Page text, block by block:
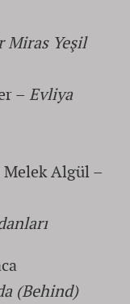
Miras Yeşil
– Evliya
Melek Algül –
(Behind)